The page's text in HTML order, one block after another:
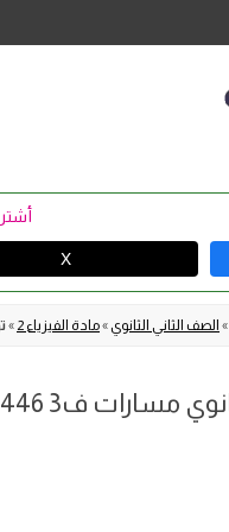
X
» الصف الثاني الثانوي »مادة الفيزياء 2 »